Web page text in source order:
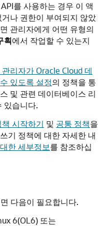
를 사용하는 경우 이 액
나 권한이 부여되지 않았
관리자에게 어떤 유형의
획에서 작업할 수 있는지
리자가 Oracle Cloud 데
있도록 설정의 정책을 통
및 관련 데이터베이스 리
있습니다.
책 시작하기 및 공통 정책을
기 정책에 대한 자세한 내
한 세부정보를 참조하십
다음이 필요합니다.
6(OL6) 또는